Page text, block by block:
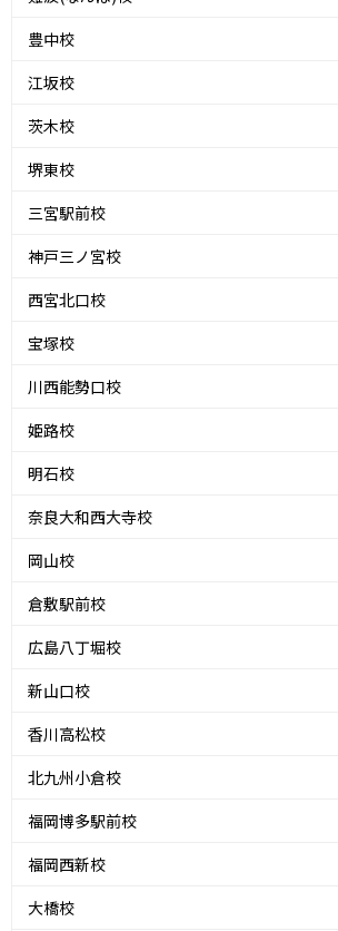
豊中校
江坂校
茨木校
堺東校
三宮駅前校
神戸三ノ宮校
西宮北口校
宝塚校
川西能勢口校
姫路校
明石校
奈良大和西大寺校
岡山校
倉敷駅前校
広島八丁堀校
新山口校
香川高松校
北九州小倉校
福岡博多駅前校
福岡西新校
大橋校